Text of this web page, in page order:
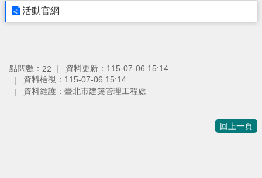
活動官網
點閱數： 22
資料更新：115-07-06 15:14
資料檢視：115-07-06 15:14
資料維護：臺北市建築管理工程處
回上一頁